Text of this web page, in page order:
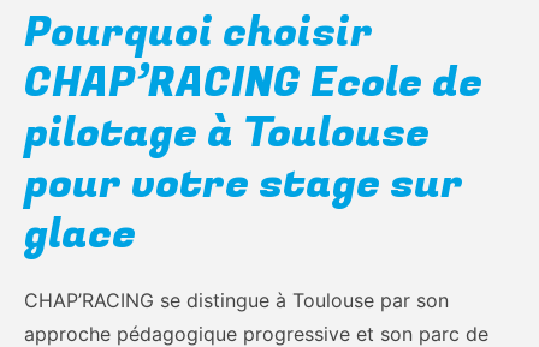
Pourquoi choisir
CHAP’RACING Ecole de
pilotage à Toulouse
pour votre stage sur
glace
CHAP’RACING se distingue à Toulouse par son
approche pédagogique progressive et son parc de